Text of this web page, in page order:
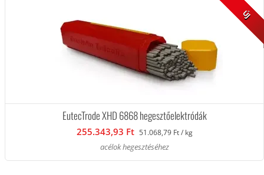
ÚJ
EutecTrode XHD 6868 hegesztőelektródák
255.343,93 Ft 51.068,79 Ft / kg
acélok hegesztéséhez